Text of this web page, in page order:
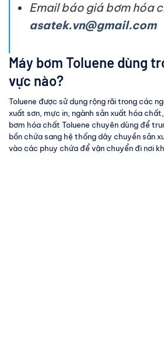
Email báo giá bơm hóa
asatek.vn@gmail.com
Máy bơm Toluene dùng
vực nào?
Toluene được sử dụng rộng rãi trong các
xuất sơn, mực in, ngành sản xuất hóa
bơm hóa chất Toluene chuyên dùng để
bồn chứa sang hệ thống dây chuyền sản
vào các phuy chứa để vận chuyển đi nơi